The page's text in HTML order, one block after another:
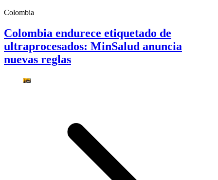
Colombia
Colombia endurece etiquetado de
ultraprocesados: MinSalud anuncia
nuevas reglas